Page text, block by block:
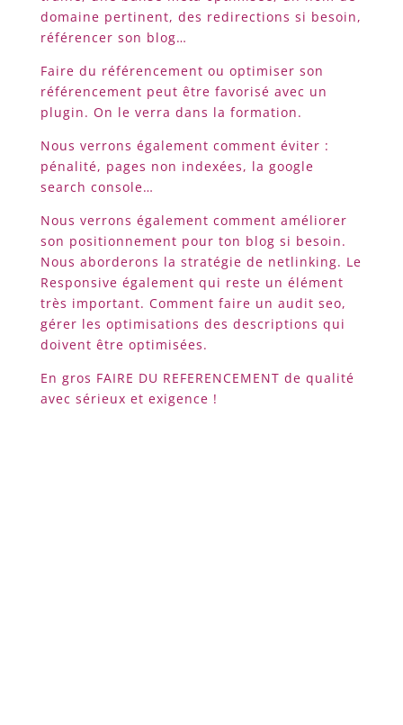
domaine pertinent, des redirections si besoin,
référencer son blog…
Faire du référencement ou optimiser son
référencement peut être favorisé avec un
plugin. On le verra dans la formation.
Nous verrons également comment éviter :
pénalité, pages non indexées, la google
search console…
Nous verrons également comment améliorer
son positionnement pour ton blog si besoin.
Nous aborderons la stratégie de netlinking. Le
Responsive également qui reste un élément
très important. Comment faire un audit seo,
gérer les optimisations des descriptions qui
doivent être optimisées.
En gros FAIRE DU REFERENCEMENT de qualité
avec sérieux et exigence !